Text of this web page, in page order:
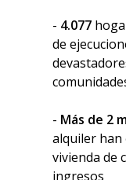
- 4.077
de
- Más de 2
alquiler han
vivienda de
ingresos